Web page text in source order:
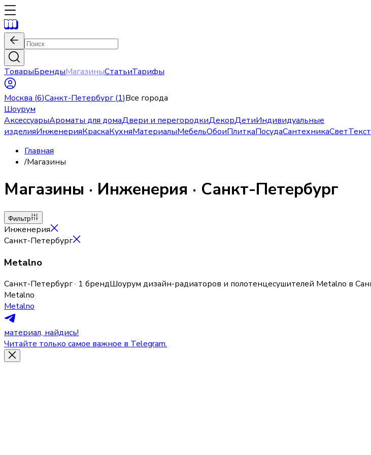
ТоварыБрендыМагазиныСтатьиТарифы
Москва (6)Санкт-Петербург(1)Все города
Шоурум
АксессуарыАроматы для домаДвери и перегородкиДекорДетиИндивидуальные
изделияИнженерияКраскаКухняМатериалыМебельОбоиПлиткаПосудаСантехникаСвет
Главная
/Магазины
Магазины · Инженерия · Санкт-Петербург
Фильтр
Инженерия
Санкт-Петербург
Metalno
Санкт-Петербург · 1 брендШоурум дизайн-радиаторов и полотенцесушителей Metalno в
Metalno
Metalno
материал, найдись!
Читайте только самое важное в Telegram.